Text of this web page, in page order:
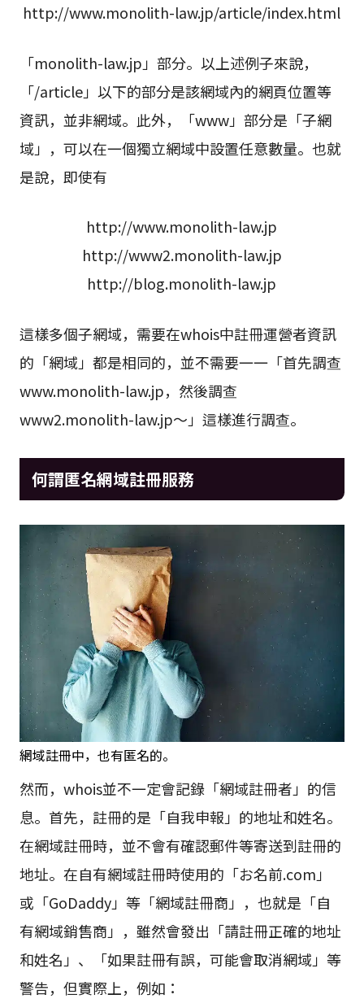
http://www.monolith-law.jp/article/index.html
「monolith-law.jp」部分。以上述例子來說，
「/article」以下的部分是該網域內的網頁位置等
資訊，並非網域。此外，「www」部分是「子網
域」，可以在一個獨立網域中設置任意數量。也就
是說，即使有
http://www.monolith-law.jp
http://www2.monolith-law.jp
http://blog.monolith-law.jp
這樣多個子網域，需要在whois中註冊運營者資訊
的「網域」都是相同的，並不需要一一「首先調查
www.monolith-law.jp，然後調查
www2.monolith-law.jp～」這樣進行調查。
何謂匿名網域註冊服務
網域註冊中，也有匿名的。
然而，whois並不一定會記錄「網域註冊者」的信
息。首先，註冊的是「自我申報」的地址和姓名。
在網域註冊時，並不會有確認郵件等寄送到註冊的
地址。在自有網域註冊時使用的「お名前.com」
或「GoDaddy」等「網域註冊商」，也就是「自
有網域銷售商」，雖然會發出「請註冊正確的地址
和姓名」、「如果註冊有誤，可能會取消網域」等
警告，但實際上，例如：